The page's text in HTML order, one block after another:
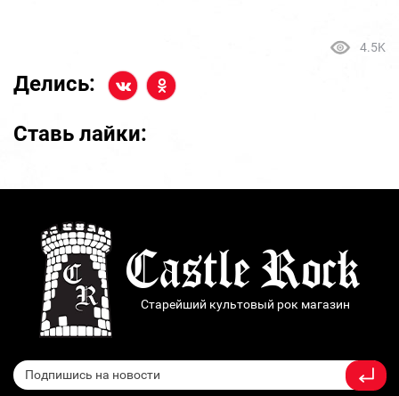
4.5K
Делись:
Ставь лайки:
Старейший культовый рок магазин